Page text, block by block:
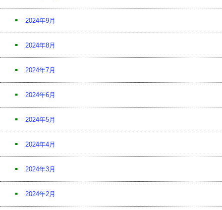
2024年9月
2024年8月
2024年7月
2024年6月
2024年5月
2024年4月
2024年3月
2024年2月